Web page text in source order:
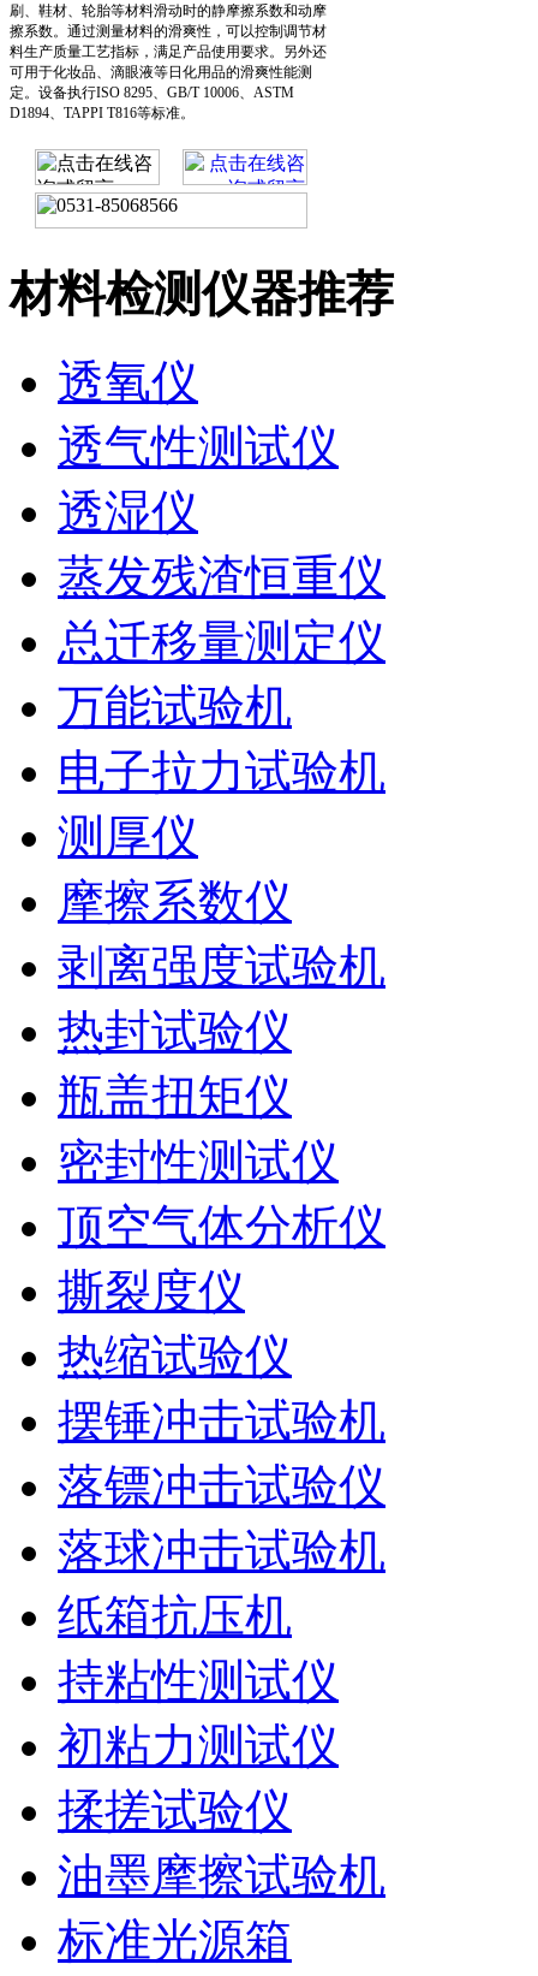
刷、鞋材、轮胎等材料滑动时的静摩擦系数和动摩
擦系数。通过测量材料的滑爽性，可以控制调节材
料生产质量工艺指标，满足产品使用要求。另外还
可用于化妆品、滴眼液等日化用品的滑爽性能测
定。设备执行ISO 8295、GB/T 10006、ASTM
D1894、TAPPI T816等标准。
材料检测仪器推荐
透氧仪
透气性测试仪
透湿仪
蒸发残渣恒重仪
总迁移量测定仪
万能试验机
电子拉力试验机
测厚仪
摩擦系数仪
剥离强度试验机
热封试验仪
瓶盖扭矩仪
密封性测试仪
顶空气体分析仪
撕裂度仪
热缩试验仪
摆锤冲击试验机
落镖冲击试验仪
落球冲击试验机
纸箱抗压机
持粘性测试仪
初粘力测试仪
揉搓试验仪
油墨摩擦试验机
标准光源箱